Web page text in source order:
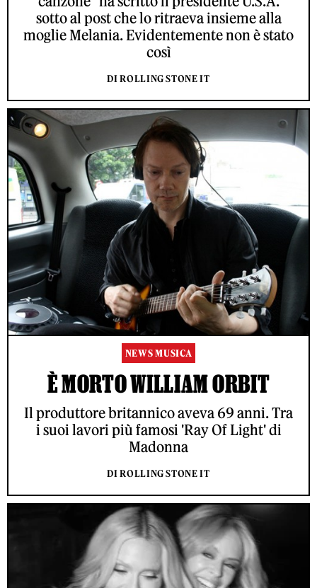
sotto al post che lo ritraeva insieme alla
moglie Melania. Evidentemente non è stato
così
DI ROLLING STONE IT
NEWS MUSICA
È MORTO WILLIAM ORBIT
Il produttore britannico aveva 69 anni. Tra
i suoi lavori più famosi 'Ray Of Light' di
Madonna
DI ROLLING STONE IT